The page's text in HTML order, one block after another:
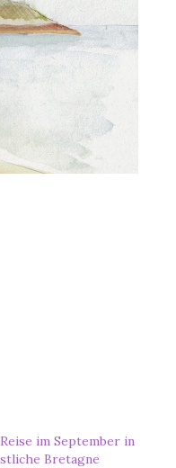
im September in
Bretagne